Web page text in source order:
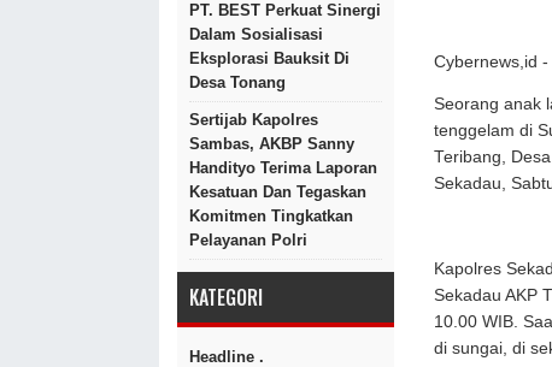
PT. BEST Perkuat Sinergi
Dalam Sosialisasi
Eksplorasi Bauksit Di
Desa Tonang
Sertijab Kapolres
Sambas, AKBP Sanny
Handityo Terima Laporan
Kesatuan Dan Tegaskan
Komitmen Tingkatkan
Pelayanan Polri
KATEGORI
Headline .
Cybernews,id -
Seorang anak
tenggelam di
Teribang,
Sekadau,
Kapolres
Sekadau AKP
10.00 WIB.
di sungai, di